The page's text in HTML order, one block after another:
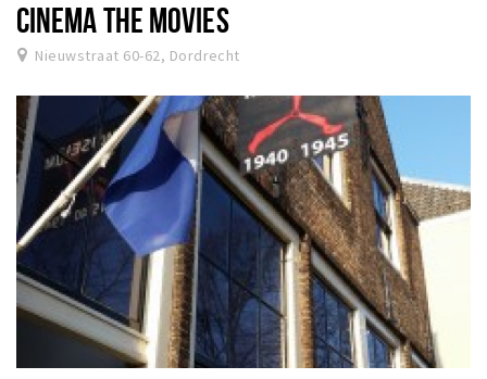
CINEMA THE MOVIES
Nieuwstraat 60-62, Dordrecht